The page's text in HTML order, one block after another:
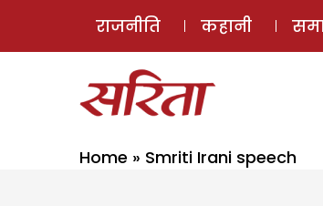
राजनीति कहानी
Home » Smriti Irani speech